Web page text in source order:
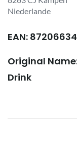
Niederlande
EAN:
Original
Drink